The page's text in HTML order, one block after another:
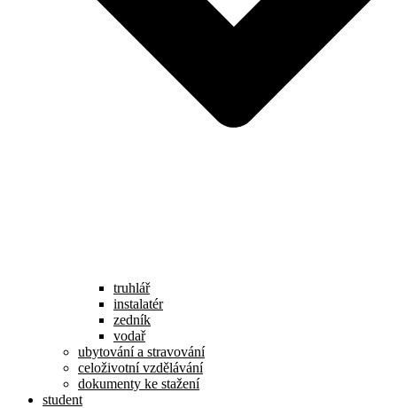
truhlář
instalatér
zedník
vodař
ubytování a stravování
celoživotní vzdělávání
dokumenty ke stažení
student